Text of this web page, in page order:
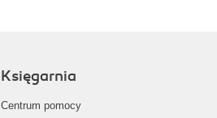
Księgarnia
Centrum pomocy